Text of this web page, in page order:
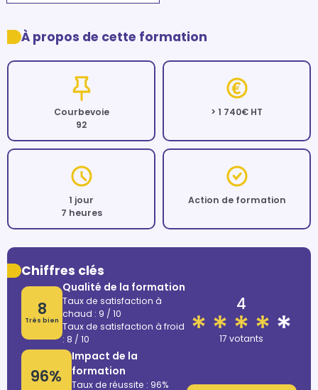
À propos de cette formation
Courbevoie
92
> 1 740€ HT
1 jour
7 heures
Action de formation
Chiffres clés
8
Très bien
Qualité de la formation
Taux de satisfaction à
chaud : 9 / 10
Taux de satisfaction à froid
: 8 / 10
96%
Impact de la
formation
Taux de réussite : 96%
4
17 votants